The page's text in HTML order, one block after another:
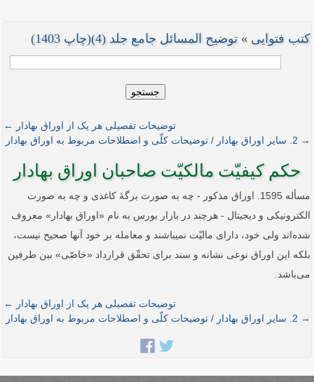
کتب فتوایی » توضیح المسائل جامع جلد (4)(چاپ 1403)
جستجو
توضیحات تفصیلی هر یک از اوراق بهادار ←
→ 2. سایر اوراق بهادار / توضیحات کلّی و اصطلاحات مربوط به اوراق بهادار
حکم کیفیّت مالکیّت صاحبان اوراق بهادار
مسأله 1595. اوراق مذکور - چه به صورت برگۀ کاغذی و چه به صورت
الکترونیکی و دیجیتال - هرچند در بازار بورس به نام «اوراق بهادار» معروف
شده‌اند ولی خود، دارای مالیّت نمی­باشند و معامله بر خود آنها صحیح نیست،
بلکه این اوراق نوعی نشانه و سند برای تحقّق قرارداد «خاصّی» بین طرفین
می‌باشد.
توضیحات تفصیلی هر یک از اوراق بهادار ←
→ 2. سایر اوراق بهادار / توضیحات کلّی و اصطلاحات مربوط به اوراق بهادار